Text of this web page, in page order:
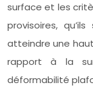
surface et les
provisoires,
atteindre une
rapport à la
déformabilité